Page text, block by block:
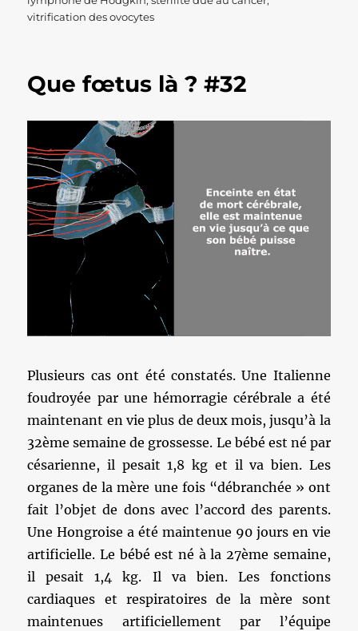
vitrification des ovocytes
Que fœtus là ? #32
Plusieurs cas ont été constatés. Une Italienne
foudroyée par une hémorragie cérébrale a été
maintenant en vie plus de deux mois, jusqu’à la
32ème semaine de grossesse. Le bébé est né par
césarienne, il pesait 1,8 kg et il va bien. Les
organes de la mère une fois “débranchée » ont
fait l’objet de dons avec l’accord des parents.
Une Hongroise a été maintenue 90 jours en vie
artificielle. Le bébé est né à la 27ème semaine,
il pesait 1,4 kg. Il va bien. Les fonctions
cardiaques et respiratoires de la mère sont
maintenues artificiellement par l’équipe